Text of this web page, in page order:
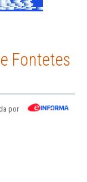
Fontetes
por